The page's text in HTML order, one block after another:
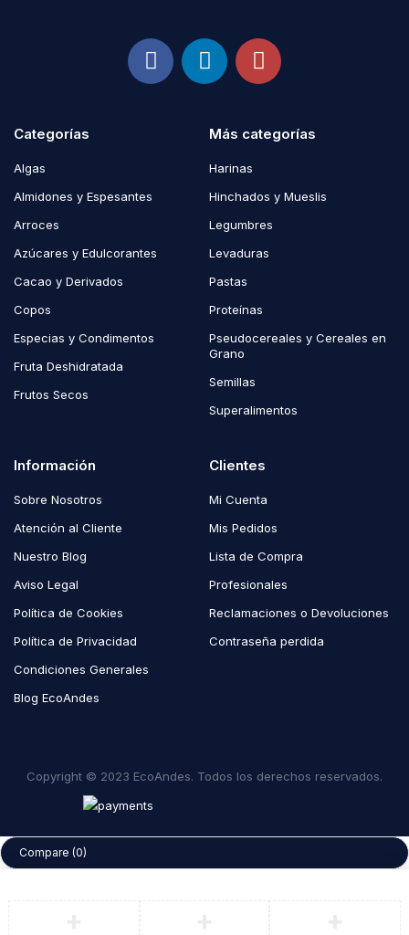
Categorías
Algas
Almidones y Espesantes
Arroces
Azúcares y Edulcorantes
Cacao y Derivados
Copos
Especias y Condimentos
Fruta Deshidratada
Frutos Secos
Más categorías
Harinas
Hinchados y Mueslis
Legumbres
Levaduras
Pastas
Proteínas
Pseudocereales y Cereales en
Grano
Semillas
Superalimentos
Información
Sobre Nosotros
Atención al Cliente
Nuestro Blog
Aviso Legal
Política de Cookies
Política de Privacidad
Condiciones Generales
Blog EcoAndes
Clientes
Mi Cuenta
Mis Pedidos
Lista de Compra
Profesionales
Reclamaciones o Devoluciones
Contraseña perdida
Copyright © 2023 EcoAndes. Todos los derechos reservados.
Compare (0)